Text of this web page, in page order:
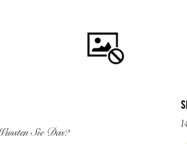
Sie Das?